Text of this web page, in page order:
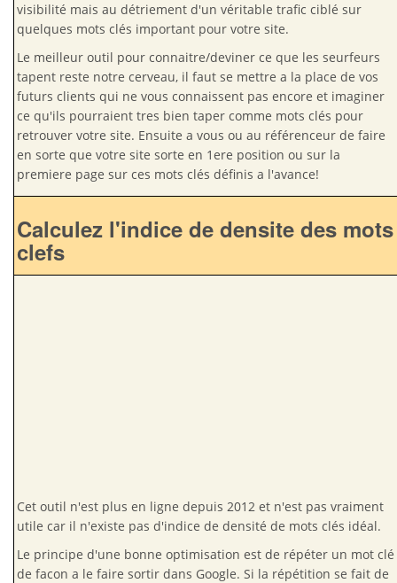
visibilité mais au détriement d'un véritable trafic ciblé sur
quelques mots clés important pour votre site.
Le meilleur outil pour connaitre/deviner ce que les seurfeurs
tapent reste notre cerveau, il faut se mettre a la place de vos
futurs clients qui ne vous connaissent pas encore et imaginer
ce qu'ils pourraient tres bien taper comme mots clés pour
retrouver votre site. Ensuite a vous ou au référenceur de faire
en sorte que votre site sorte en 1ere position ou sur la
premiere page sur ces mots clés définis a l'avance!
Calculez l'indice de densite des mots
clefs
Cet outil n'est plus en ligne depuis 2012 et n'est pas vraiment
utile car il n'existe pas d'indice de densité de mots clés idéal.
Le principe d'une bonne optimisation est de répéter un mot clé
de facon a le faire sortir dans Google. Si la répétition se fait de